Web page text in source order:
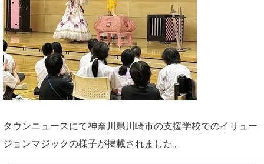
タウンニュースにて神奈川県川崎市の支援学校でのイリュー
ジョンマジックの様子が掲載されました。